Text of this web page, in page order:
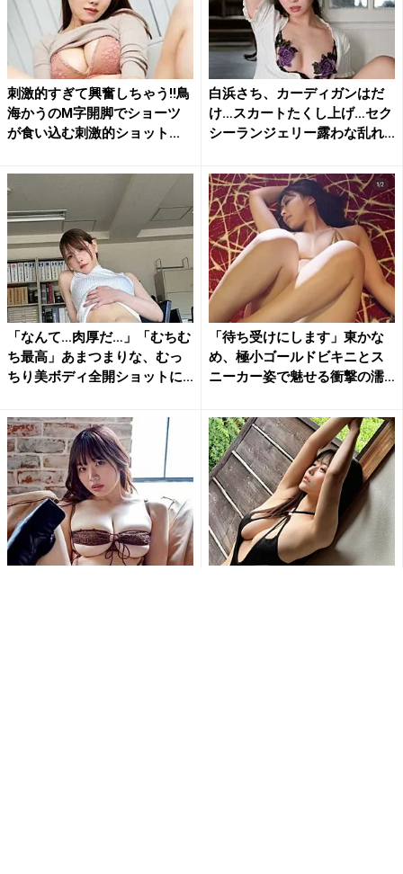
刺激的すぎて興奮しちゃう!!鳥
海かうのM字開脚でショーツ
が食い込む刺激的ショット...
白浜さち、カーディガンはだ
け…スカートたくし上げ…セク
シーランジェリー露わな乱れ...
「なんて…肉厚だ…」「むちむ
ち最高」あまつまりな、むっ
ちり美ボディ全開ショットに...
「待ち受けにします」東かな
め、極小ゴールドビキニとス
ニーカー姿で魅せる衝撃の濡